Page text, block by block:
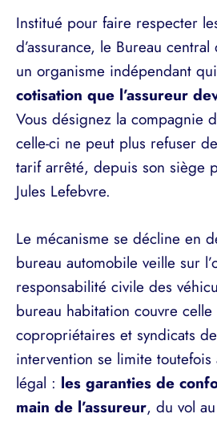
Institué pour faire respecter
d’assurance, le Bureau
un organisme indépendant qui
cotisation que l’assureur
Vous désignez la compagnie
celle-ci ne peut plus refuser
tarif arrêté, depuis son siège
Jules Lefebvre.
Le mécanisme se décline en
bureau automobile veille sur
responsabilité civile des
bureau habitation couvre
copropriétaires et syndicats
intervention se limite
légal : les garanties de
main de l’assureur, du vol